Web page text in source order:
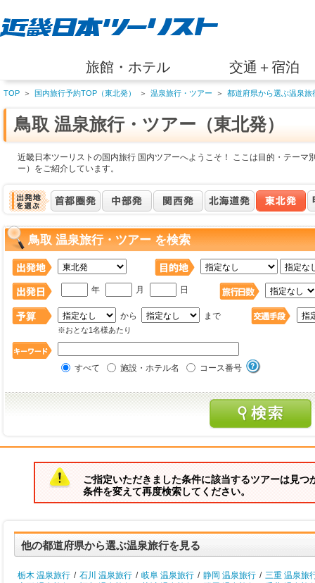
旅館・ホテル 交通＋宿泊
TOP ＞ 国内旅行予約TOP（東北発） ＞ 温泉旅行・ツアー ＞ 都道府県から選ぶ温泉旅
鳥取 温泉旅行・ツアー（東北発）
近畿日本ツーリストの国内旅行 国内ツアーへようこそ！ ここは目的・テーマ
ー）をご紹介しています。
鳥取 温泉旅行・ツアー を検索
年 月 日
から まで
※おとな1名様あたり
すべて 施設・ホテル名 コース番号
ご指定いただきました条件に該当するツアーは見つ
条件を変えて再度検索してください。
他の都道府県から選ぶ温泉旅行を見る
栃木 温泉旅行 / 石川 温泉旅行 / 岐阜 温泉旅行 / 静岡 温泉旅行 / 三重 温泉旅